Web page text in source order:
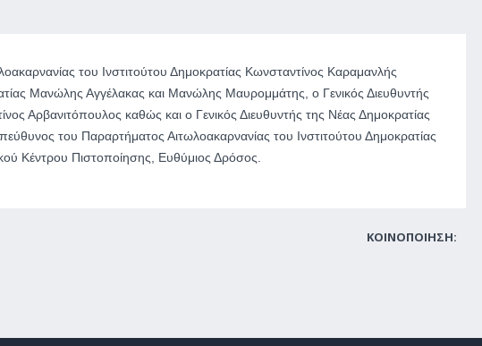
του Ινστιτούτου Δημοκρατίας Κωνσταντίνος Καραμανλής
Μανώλης Αγγέλακας και Μανώλης Μαυρομμάτης, ο Γενικός Διευθυντής
Αρβανιτόπουλος καθώς και ο Γενικός Διευθυντής της Νέας Δημοκρατίας
του Παραρτήματος Αιτωλοακαρνανίας του Ινστιτούτου Δημοκρατίας
Κέντρου Πιστοποίησης, Ευθύμιος Δρόσος.
ΚΟΙΝΟΠΟΙΗΣΗ: